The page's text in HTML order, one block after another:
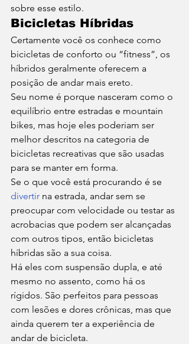
sobre esse estilo.
Bicicletas Híbridas
Certamente você os conhece como
bicicletas de conforto ou “fitness”, os
híbridos geralmente oferecem a
posição de andar mais ereto.
Seu nome é porque nasceram como o
equilíbrio entre estradas e mountain
bikes, mas hoje eles poderiam ser
melhor descritos na categoria de
bicicletas recreativas que são usadas
para se manter em forma.
Se o que você está procurando é se
divertir na estrada, andar sem se
preocupar com velocidade ou testar as
acrobacias que podem ser alcançadas
com outros tipos, então bicicletas
híbridas são a sua coisa.
Há eles com suspensão dupla, e até
mesmo no assento, como há os
rígidos. São perfeitos para pessoas
com lesões e dores crônicas, mas que
ainda querem ter a experiência de
andar de bicicleta.